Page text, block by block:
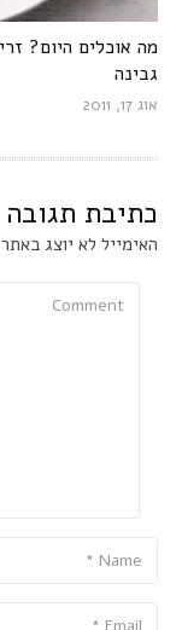
מה אוכלים היום?
גבינה
אוג 17, 2011
כתיבת תגובה
האימייל לא יוצג
Comment
Email